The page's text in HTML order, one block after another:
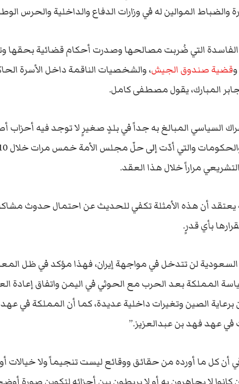
والضباط الموالين له في وزارات الدفاع والداخلية والحرس
التي ضُربت مصالحها وصدرت أحكام قضائية بحقها
قضية صندوق الجيش، والشخصيات الناقمة داخل الأسرة
المبارك، يقول مصطفى كامل.
السياسي المبالغ به جداً في بلدٍ صغيرٍ لا توجد فيه أحزاب
مراراً خلال هذا العقد.
يعتقد أن هذه الأمثلة تكفي للحديث عن احتمال حدوث
بأي قدرٍ.
السعودية لن تتدخل في مواجهة إيران، فهذا مؤكد في ظل
المملكة بعد الحرب مع الحوثي في اليمن واتفاق إعادة
برعاية الصين وتغيرات داخلية عديدة، كما أن المملكة في
عهد فهد بن عبدالعزيز.”
كل ما أورده من حقائق ووقائع ليست تنجيماً ولا خيالات